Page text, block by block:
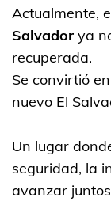
Actualmente,
Salvador ya
recuperada.
Se convirtió
nuevo El
Un lugar
seguridad, la
avanzar